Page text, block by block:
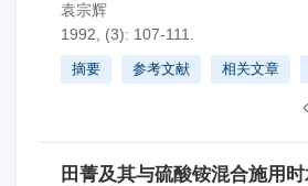
袁宗辉
1992, (3): 107-111.
摘要 参考文献 相关文章
田菁及其与硫酸铵混合施用